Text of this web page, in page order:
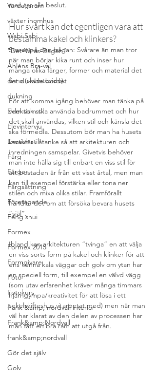
Vardagsrum
växter inomhus
Wabi Sabi
”Det-Våras-Dagen”
Åhléns Bra-val
det dukade bordet
dukning
Eklektisk stil
Elevintervju
Exotisk stil
Färg
Färger
Färgsättning
Företagande
Feng shui
Formex
Formex 2015
Formgivare
Foto
Fotokurs
frank &amp; nordvall interior
Frank&amp;Nordvall
frank&amp;nordvall
Gör det själv
Golv
man tar alla beslut.
Hur svårt kan det egentligen vara att
bestämma kakel och klinkers?
Svaret på den frågan: Svårare än man tror
när man börjar kika runt och inser hur
många olika färger, former och material det
finns (skämtosido).
För att komma igång behöver man tänka på
vem som ska använda badrummet och hur
det skall användas, vilken stil och känsla det
ska förmedla. Dessutom bör man ha husets
karaktär i åtanke så att arkitekturen och
inredningen samspelar. Givetvis behöver
man inte hålla sig till enbart en viss stil för
att bostaden är från ett visst årtal, men man
kan till exempel förstärka eller tona ner
stilen och mixa olika stilar. Framförallt
handlar det om att försöka bevara husets
”själ”.
Ibland kan arkitekturen ”tvinga” en att välja
en viss sorts form på kakel och klinker för att
ens kunna kala väggar och golv om ytan har
en speciell form, till exempel en välvd vägg
(som utav erfarenhet kräver många timmars
hjärngympa/kreativitet för att lösa i ett
sekelskifteshus vi arbetat med) men när man
väl har klarat av den delen av processen har
man fått en bra ram att utgå från.